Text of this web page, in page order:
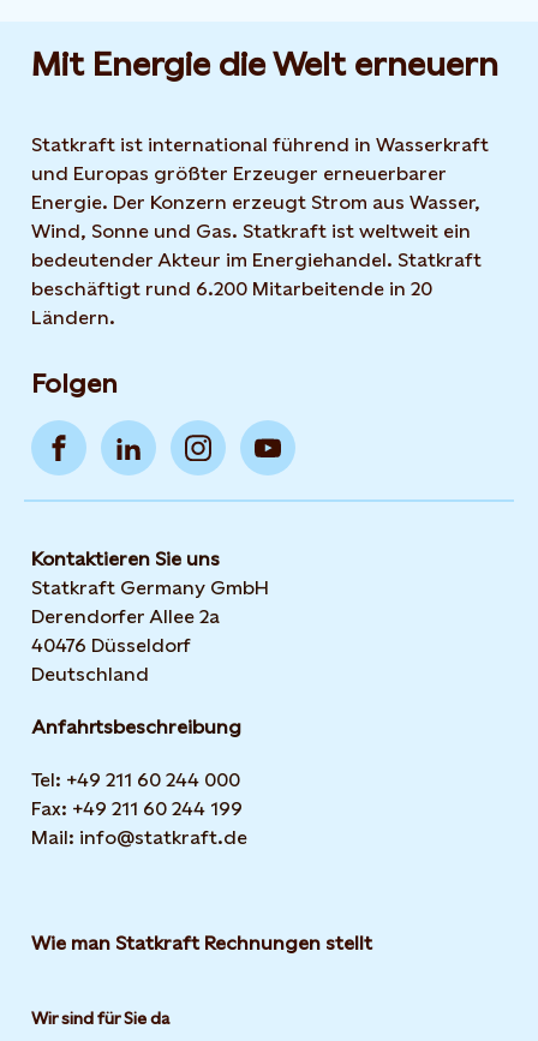
Mit Energie die Welt erneuern
Statkraft ist international führend in Wasserkraft
und Europas größter Erzeuger erneuerbarer
Energie. Der Konzern erzeugt Strom aus Wasser,
Wind, Sonne und Gas. Statkraft ist weltweit ein
bedeutender Akteur im Energiehandel. Statkraft
beschäftigt rund 6.200 Mitarbeitende in 20
Ländern.
Folgen
Kontaktieren Sie uns
Statkraft Germany GmbH
Derendorfer Allee 2a
40476 Düsseldorf
Deutschland
Anfahrtsbeschreibung
Tel: +49 211 60 244 000
Fax: +49 211 60 244 199
Mail: info@statkraft.de
Wie man Statkraft Rechnungen stellt
Wir sind für Sie da